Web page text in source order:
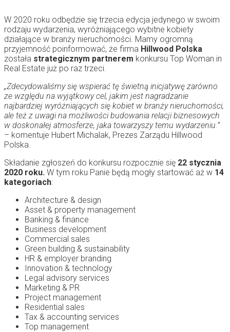
W 2020 roku odbędzie się trzecia edycja jedynego w swoim
rodzaju wydarzenia, wyróżniającego wybitne kobiety
działające w branży nieruchomości. Mamy ogromną
przyjemność poinformować, że firma Hillwood Polska
została strategicznym partnerem konkursu Top Woman in
Real Estate już po raz trzeci.
„Zdecydowaliśmy się wspierać tę świetną inicjatywę zarówno
ze względu na wyjątkowy cel, jakim jest nagradzanie
najbardziej wyróżniających się kobiet w branży nieruchomości,
ale też z uwagi na możliwości budowania relacji biznesowych
w doskonałej atmosferze, jaka towarzyszy temu wydarzeniu.”
– komentuje Hubert Michalak, Prezes Zarządu Hillwood
Polska.
Składanie zgłoszeń do konkursu rozpocznie się 22 stycznia
2020 roku. W tym roku Panie będą mogły startować aż w 14
kategoriach:
Architecture & design
Asset & property management
Banking & finance
Business development
Commercial sales
Green building & sustainability
HR & employer branding
Innovation & technology
Legal advisory services
Marketing & PR
Project management
Residential sales
Tax & accounting services
Top management